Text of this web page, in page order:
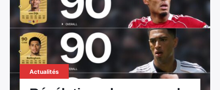
Actualités